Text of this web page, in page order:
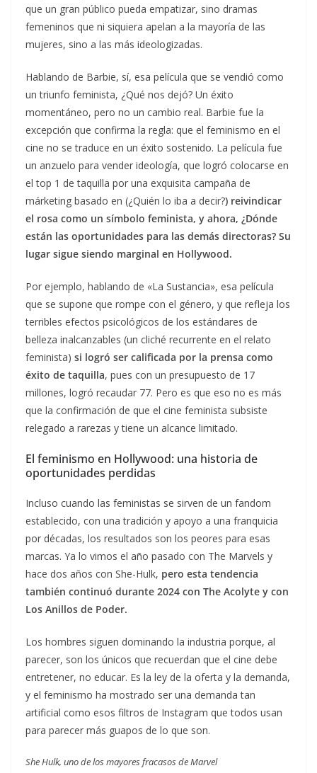
que un gran público pueda empatizar, sino dramas
femeninos que ni siquiera apelan a la mayoría de las
mujeres, sino a las más ideologizadas.
Hablando de Barbie, sí, esa película que se vendió como
un triunfo feminista, ¿Qué nos dejó? Un éxito
momentáneo, pero no un cambio real. Barbie fue la
excepción que confirma la regla: que el feminismo en el
cine no se traduce en un éxito sostenido. La película fue
un anzuelo para vender ideología, que logró colocarse en
el top 1 de taquilla por una exquisita campaña de
márketing basado en (¿Quién lo iba a decir?) reivindicar
el rosa como un símbolo feminista, y ahora, ¿Dónde
están las oportunidades para las demás directoras? Su
lugar sigue siendo marginal en Hollywood.
Por ejemplo, hablando de «La Sustancia», esa película
que se supone que rompe con el género, y que refleja los
terribles efectos psicológicos de los estándares de
belleza inalcanzables (un cliché recurrente en el relato
feminista) si logró ser calificada por la prensa como
éxito de taquilla, pues con un presupuesto de 17
millones, logró recaudar 77. Pero es que eso no es más
que la confirmación de que el cine feminista subsiste
relegado a rarezas y tiene un alcance limitado.
El feminismo en Hollywood: una historia de
oportunidades perdidas
Incluso cuando las feministas se sirven de un fandom
establecido, con una tradición y apoyo a una franquicia
por décadas, los resultados son los peores para esas
marcas. Ya lo vimos el año pasado con The Marvels y
hace dos años con She-Hulk, pero esta tendencia
también continuó durante 2024 con The Acolyte y con
Los Anillos de Poder.
Los hombres siguen dominando la industria porque, al
parecer, son los únicos que recuerdan que el cine debe
entretener, no educar. Es la ley de la oferta y la demanda,
y el feminismo ha mostrado ser una demanda tan
artificial como esos filtros de Instagram que todos usan
para parecer más guapos de lo que son.
She Hulk, uno de los mayores fracasos de Marvel